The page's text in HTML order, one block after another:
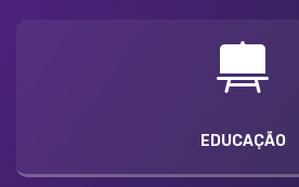
EDUCAÇÃO